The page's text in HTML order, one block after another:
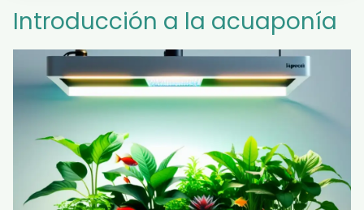
Introducción a la acuaponía